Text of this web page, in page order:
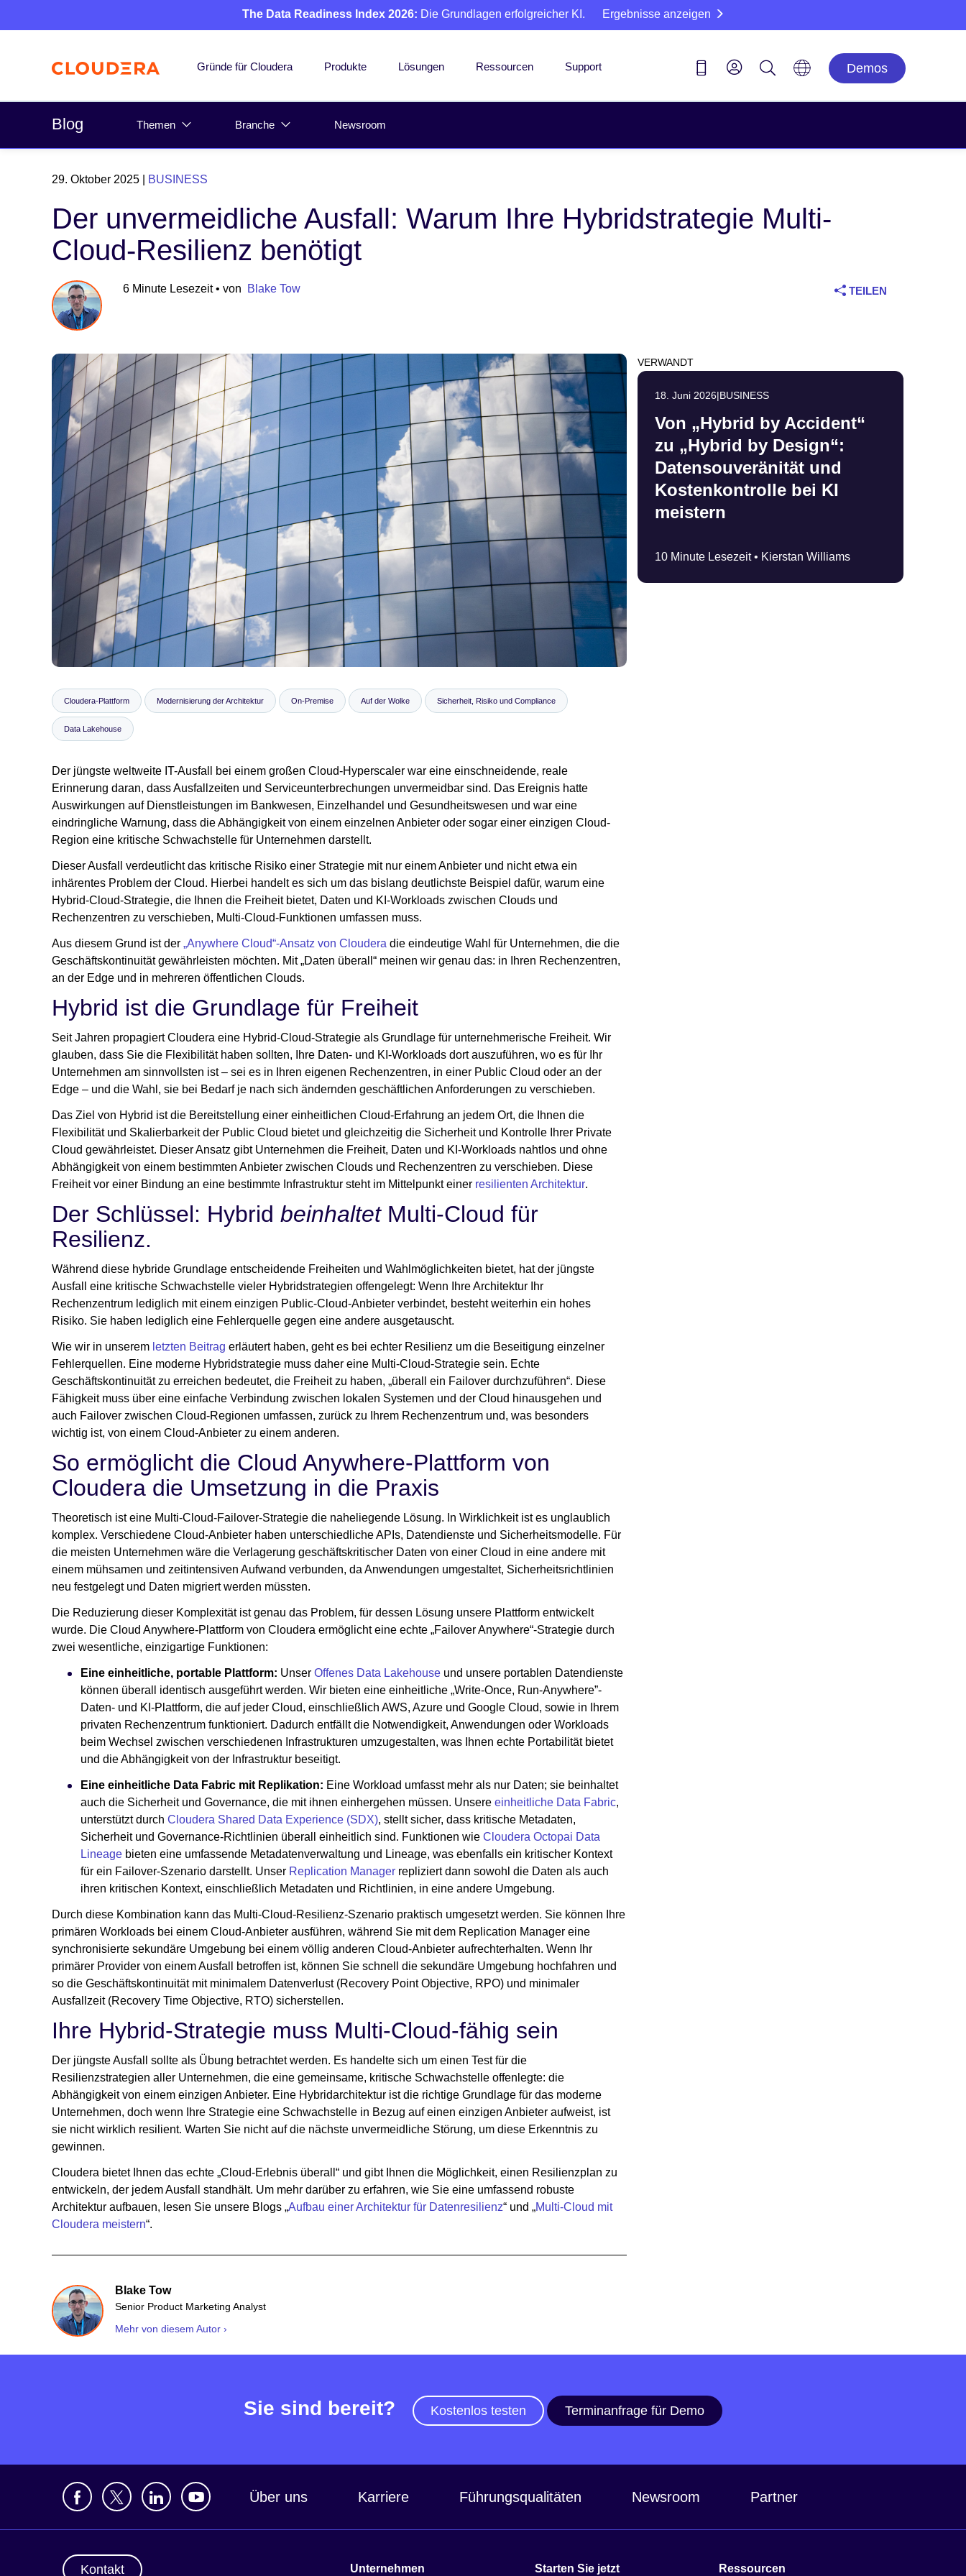
The Data Readiness Index 2026: Die Grundlagen erfolgreicher KI. Ergebnisse anzeigen
Gründe für Cloudera Produkte Lösungen Ressourcen Support Demos
Blog Themen Branche Newsroom
29. Oktober 2025 BUSINESS
Der unvermeidliche Ausfall: Warum Ihre Hybridstrategie Multi-
Cloud-Resilienz benötigt
6 Minute Lesezeit• von Blake Tow TEILEN
Cloudera-Plattform Modernisierung der Architektur On-Premise Auf der Wolke Sicherheit, Risiko und Compliance
Data Lakehouse
Der jüngste weltweite IT-Ausfall bei einem großen Cloud-Hyperscaler war eine einschneidende, reale
Erinnerung daran, dass Ausfallzeiten und Serviceunterbrechungen unvermeidbar sind. Das Ereignis hatte
Auswirkungen auf Dienstleistungen im Bankwesen, Einzelhandel und Gesundheitswesen und war eine
eindringliche Warnung, dass die Abhängigkeit von einem einzelnen Anbieter oder sogar einer einzigen Cloud-
Region eine kritische Schwachstelle für Unternehmen darstellt.
Dieser Ausfall verdeutlicht das kritische Risiko einer Strategie mit nur einem Anbieter und nicht etwa ein
inhärentes Problem der Cloud. Hierbei handelt es sich um das bislang deutlichste Beispiel dafür, warum eine
Hybrid-Cloud-Strategie, die Ihnen die Freiheit bietet, Daten und KI-Workloads zwischen Clouds und
Rechenzentren zu verschieben, Multi-Cloud-Funktionen umfassen muss.
Aus diesem Grund ist der „Anywhere Cloud“-Ansatz von Cloudera die eindeutige Wahl für Unternehmen, die die
Geschäftskontinuität gewährleisten möchten. Mit „Daten überall“ meinen wir genau das: in Ihren Rechenzentren,
an der Edge und in mehreren öffentlichen Clouds.
Hybrid ist die Grundlage für Freiheit
Seit Jahren propagiert Cloudera eine Hybrid-Cloud-Strategie als Grundlage für unternehmerische Freiheit. Wir
glauben, dass Sie die Flexibilität haben sollten, Ihre Daten- und KI-Workloads dort auszuführen, wo es für Ihr
Unternehmen am sinnvollsten ist – sei es in Ihren eigenen Rechenzentren, in einer Public Cloud oder an der
Edge – und die Wahl, sie bei Bedarf je nach sich ändernden geschäftlichen Anforderungen zu verschieben.
Das Ziel von Hybrid ist die Bereitstellung einer einheitlichen Cloud-Erfahrung an jedem Ort, die Ihnen die
Flexibilität und Skalierbarkeit der Public Cloud bietet und gleichzeitig die Sicherheit und Kontrolle Ihrer Private
Cloud gewährleistet. Dieser Ansatz gibt Unternehmen die Freiheit, Daten und KI-Workloads nahtlos und ohne
Abhängigkeit von einem bestimmten Anbieter zwischen Clouds und Rechenzentren zu verschieben. Diese
Freiheit vor einer Bindung an eine bestimmte Infrastruktur steht im Mittelpunkt einer resilienten Architektur.
Der Schlüssel: Hybrid beinhaltetMulti-Cloud für
Resilienz.
Während diese hybride Grundlage entscheidende Freiheiten und Wahlmöglichkeiten bietet, hat der jüngste
Ausfall eine kritische Schwachstelle vieler Hybridstrategien offengelegt: Wenn Ihre Architektur Ihr
Rechenzentrum lediglich mit einem einzigen Public-Cloud-Anbieter verbindet, besteht weiterhin ein hohes
Risiko. Sie haben lediglich eine Fehlerquelle gegen eine andere ausgetauscht.
Wie wir in unserem letzten Beitrag erläutert haben, geht es bei echter Resilienz um die Beseitigung einzelner
Fehlerquellen. Eine moderne Hybridstrategie muss daher eine Multi-Cloud-Strategie sein. Echte
Geschäftskontinuität zu erreichen bedeutet, die Freiheit zu haben, „überall ein Failover durchzuführen“. Diese
Fähigkeit muss über eine einfache Verbindung zwischen lokalen Systemen und der Cloud hinausgehen und
auch Failover zwischen Cloud-Regionen umfassen, zurück zu Ihrem Rechenzentrum und, was besonders
wichtig ist, von einem Cloud-Anbieter zu einem anderen.
So ermöglicht die Cloud Anywhere-Plattform von
Cloudera die Umsetzung in die Praxis
Theoretisch ist eine Multi-Cloud-Failover-Strategie die naheliegende Lösung. In Wirklichkeit ist es unglaublich
komplex. Verschiedene Cloud-Anbieter haben unterschiedliche APIs, Datendienste und Sicherheitsmodelle. Für
die meisten Unternehmen wäre die Verlagerung geschäftskritischer Daten von einer Cloud in eine andere mit
einem mühsamen und zeitintensiven Aufwand verbunden, da Anwendungen umgestaltet, Sicherheitsrichtlinien
neu festgelegt und Daten migriert werden müssten.
Die Reduzierung dieser Komplexität ist genau das Problem, für dessen Lösung unsere Plattform entwickelt
wurde. Die Cloud Anywhere-Plattform von Cloudera ermöglicht eine echte „Failover Anywhere“-Strategie durch
zwei wesentliche, einzigartige Funktionen:
Eine einheitliche, portable Plattform: Unser Offenes Data Lakehouse und unsere portablen Datendienste
können überall identisch ausgeführt werden. Wir bieten eine einheitliche „Write-Once, Run-Anywhere”-
Daten- und KI-Plattform, die auf jeder Cloud, einschließlich AWS, Azure und Google Cloud, sowie in Ihrem
privaten Rechenzentrum funktioniert. Dadurch entfällt die Notwendigkeit, Anwendungen oder Workloads
beim Wechsel zwischen verschiedenen Infrastrukturen umzugestalten, was Ihnen echte Portabilität bietet
und die Abhängigkeit von der Infrastruktur beseitigt.
Eine einheitliche Data Fabric mit Replikation: Eine Workload umfasst mehr als nur Daten; sie beinhaltet
auch die Sicherheit und Governance, die mit ihnen einhergehen müssen. Unsere einheitliche Data Fabric,
unterstützt durch Cloudera Shared Data Experience (SDX), stellt sicher, dass kritische Metadaten,
Sicherheit und Governance-Richtlinien überall einheitlich sind. Funktionen wie Cloudera Octopai Data
Lineage bieten eine umfassende Metadatenverwaltung und Lineage, was ebenfalls ein kritischer Kontext
für ein Failover-Szenario darstellt. Unser Replication Manager repliziert dann sowohl die Daten als auch
ihren kritischen Kontext, einschließlich Metadaten und Richtlinien, in eine andere Umgebung.
Durch diese Kombination kann das Multi-Cloud-Resilienz-Szenario praktisch umgesetzt werden. Sie können Ihre
primären Workloads bei einem Cloud-Anbieter ausführen, während Sie mit dem Replication Manager eine
synchronisierte sekundäre Umgebung bei einem völlig anderen Cloud-Anbieter aufrechterhalten. Wenn Ihr
primärer Provider von einem Ausfall betroffen ist, können Sie schnell die sekundäre Umgebung hochfahren und
so die Geschäftskontinuität mit minimalem Datenverlust (Recovery Point Objective, RPO) und minimaler
Ausfallzeit (Recovery Time Objective, RTO) sicherstellen.
Ihre Hybrid-Strategie muss Multi-Cloud-fähig sein
Der jüngste Ausfall sollte als Übung betrachtet werden. Es handelte sich um einen Test für die
Resilienzstrategien aller Unternehmen, die eine gemeinsame, kritische Schwachstelle offenlegte: die
Abhängigkeit von einem einzigen Anbieter. Eine Hybridarchitektur ist die richtige Grundlage für das moderne
Unternehmen, doch wenn Ihre Strategie eine Schwachstelle in Bezug auf einen einzigen Anbieter aufweist, ist
sie nicht wirklich resilient. Warten Sie nicht auf die nächste unvermeidliche Störung, um diese Erkenntnis zu
gewinnen.
Cloudera bietet Ihnen das echte „Cloud-Erlebnis überall“ und gibt Ihnen die Möglichkeit, einen Resilienzplan zu
entwickeln, der jedem Ausfall standhält. Um mehr darüber zu erfahren, wie Sie eine umfassend robuste
Architektur aufbauen, lesen Sie unsere Blogs „Aufbau einer Architektur für Datenresilienz“ und „Multi-Cloud mit
Cloudera meistern“.
Blake Tow
Senior Product Marketing Analyst
Mehr von diesem Autor ›
VERWANDT
18. Juni 2026|BUSINESS
Von „Hybrid by Accident“
zu „Hybrid by Design“:
Datensouveränität und
Kostenkontrolle bei KI
meistern
10 Minute Lesezeit • Kierstan Williams
Sie sind bereit? Kostenlos testen Terminanfrage für Demo
Über uns Karriere Führungsqualitäten Newsroom Partner
Kontakt Unternehmen Starten Sie jetzt Ressourcen